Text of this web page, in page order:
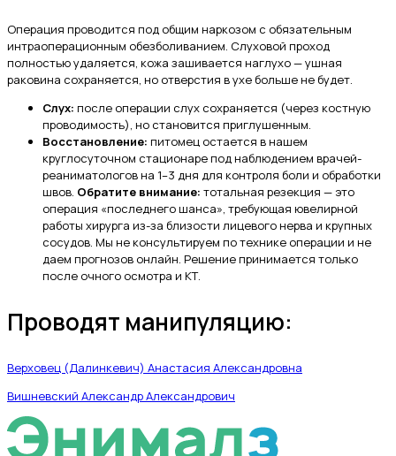
Операция проводится под общим наркозом с обязательным
интраоперационным обезболиванием. Слуховой проход
полностью удаляется, кожа зашивается наглухо — ушная
раковина сохраняется, но отверстия в ухе больше не будет.
Слух: после операции слух сохраняется (через костную
проводимость), но становится приглушенным.
Восстановление: питомец остается в нашем
круглосуточном стационаре под наблюдением врачей-
реаниматологов на 1–3 дня для контроля боли и обработки
швов. Обратите внимание: тотальная резекция — это
операция «последнего шанса», требующая ювелирной
работы хирурга из-за близости лицевого нерва и крупных
сосудов. Мы не консультируем по технике операции и не
даем прогнозов онлайн. Решение принимается только
после очного осмотра и КТ.
Проводят манипуляцию:
Верховец (Далинкевич) Анастасия Александровна
Вишневский Александр Александрович